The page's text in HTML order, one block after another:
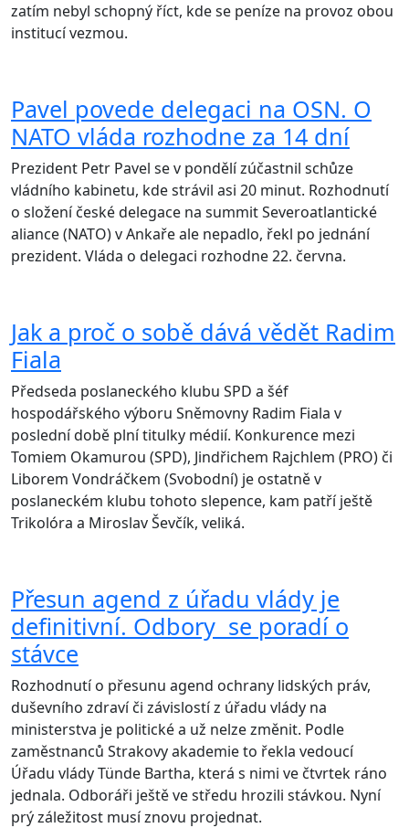
zatím nebyl schopný říct, kde se peníze na provoz obou
institucí vezmou.
Pavel povede delegaci na OSN. O
NATO vláda rozhodne za 14 dní
Prezident Petr Pavel se v pondělí zúčastnil schůze
vládního kabinetu, kde strávil asi 20 minut. Rozhodnutí
o složení české delegace na summit Severoatlantické
aliance (NATO) v Ankaře ale nepadlo, řekl po jednání
prezident. Vláda o delegaci rozhodne 22. června.
Jak a proč o sobě dává vědět Radim
Fiala
Předseda poslaneckého klubu SPD a šéf
hospodářského výboru Sněmovny Radim Fiala v
poslední době plní titulky médií. Konkurence mezi
Tomiem Okamurou (SPD), Jindřichem Rajchlem (PRO) či
Liborem Vondráčkem (Svobodní) je ostatně v
poslaneckém klubu tohoto slepence, kam patří ještě
Trikolóra a Miroslav Ševčík, veliká.
Přesun agend z úřadu vlády je
definitivní. Odbory se poradí o
stávce
Rozhodnutí o přesunu agend ochrany lidských práv,
duševního zdraví či závislostí z úřadu vlády na
ministerstva je politické a už nelze změnit. Podle
zaměstnanců Strakovy akademie to řekla vedoucí
Úřadu vlády Tünde Bartha, která s nimi ve čtvrtek ráno
jednala. Odboráři ještě ve středu hrozili stávkou. Nyní
prý záležitost musí znovu projednat.